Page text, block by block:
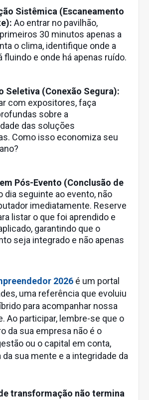
Sistêmica (Escaneamento
Ao entrar no pavilhão,
30 minutos apenas a
o clima, identifique onde a
fluindo e onde há apenas ruído.
Seletiva (Conexão Segura):
com expositores, faça
sobre a
das soluções
Como isso economiza seu
Pós-Evento (Conclusão de
dia seguinte ao evento, não
imediatamente. Reserve
listar o que foi aprendido e
garantindo que o
seja integrado e não apenas
2026 é um portal
uma referência que evoluiu
para acompanhar nossa
Ao participar, lembre-se que o
da sua empresa não é o
ou o capital em conta,
da sua mente e a integridade da
transformação não termina